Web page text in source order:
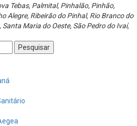
Tebas, Palmital, Pinhalão, Pinhão,
Alegre, Ribeirão do Pinhal, Rio Branco do
Maria do Oeste, São Pedro do Ivaí,